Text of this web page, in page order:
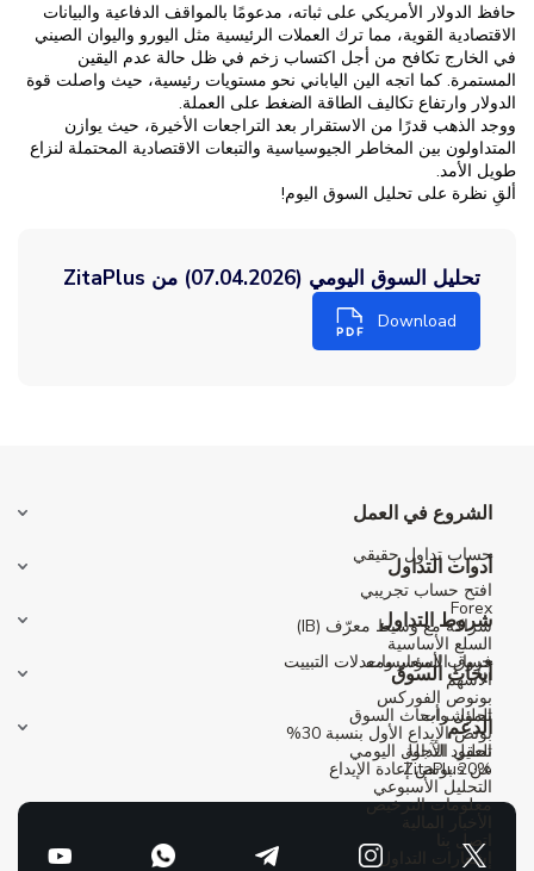
حافظ الدولار الأمريكي على ثباته، مدعومًا بالمواقف الدفاعية والبيانات
الاقتصادية القوية، مما ترك العملات الرئيسية مثل اليورو واليوان الصيني
في الخارج تكافح من أجل اكتساب زخم في ظل حالة عدم اليقين
المستمرة. كما اتجه الين الياباني نحو مستويات رئيسية، حيث واصلت قوة
الدولار وارتفاع تكاليف الطاقة الضغط على العملة.
ووجد الذهب قدرًا من الاستقرار بعد التراجعات الأخيرة، حيث يوازن
المتداولون بين المخاطر الجيوسياسية والتبعات الاقتصادية المحتملة لنزاع
طويل الأمد.
ألقِ نظرة على تحليل السوق اليوم!
تحليل السوق اليومي (07.04.2026) من ZitaPlus
Download
الشروع في العمل
حساب تداول حقيقي
افتح حساب تجريبي
شراكة مع وسيط معرّف (IB)
حساب المؤسسات
أدوات التداول
Forex
السلع الأساسية
الأسهم
المؤشرات
العقود الآجلة
شروط التداول
فروق الأسعار ومعدلات التبييت
بونوص الفوركس
بونص الإيداع الأول بنسبة 30%
20% بونص إعادة الإيداع
أبحاث السوق
تحليل وأبحاث السوق
تحليل التداول اليومي
التحليل الأسبوعي
الأخبار المالية
إشعارات التداول
الدعم
عن ZitaPlus
معلومات الترخيص
اتصل بنا